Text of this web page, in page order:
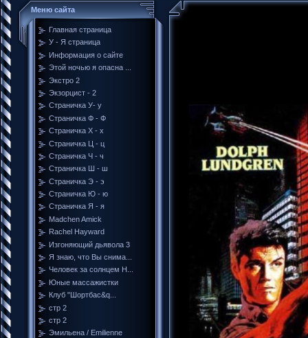
Меню сайта
Главная страница
У - Я страница
Информация о сайте
Этой ночью я опасна ...
Экстро 2
Экзорцист - 2
Страничка У- у
Страничка Ф - Ф
Страничка Х - х
Страничка Ц - ц
Страничка Ч - ч
Страничка Ш - ш
Страничка Э - э
Страничка Ю - ю
Страничка Я - я
Madchen Amick
Rachel Hayward
Изгоняющий дьявола 3
Я знаю, что Вы снима...
Человек за солнцем H...
Юные массажистки
Клуб "Шортбас&q...
стр 2
стр 2
Эмильена / Emilienne